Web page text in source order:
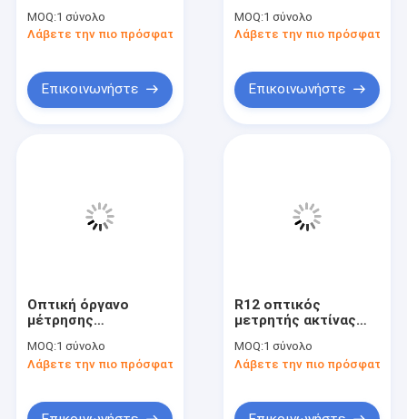
σύνθεση μελέτης και
την ατομική δομή
MOQ:1 σύνολο
Λάβετε την πιο πρόσφατη τιμή
Επικοινωνήστε
μήκους φακών
εστιακός
MOQ:1 σύνολο
Λάβετε την πιο πρόσφατη
Επικοινωνήστε
Οπτική όργανο
μέτρησης
φθορισμού ακτίνας X
μήκους κύματος
MOQ:1 σύνολο
Λάβετε την πιο πρόσφατη τιμή
R12 οπτικός
μετρητής ακτίνας
ηλεκτρονικός
ψηφιακός
MOQ:1 σύνολο
Λάβετε την πιο πρόσφατη